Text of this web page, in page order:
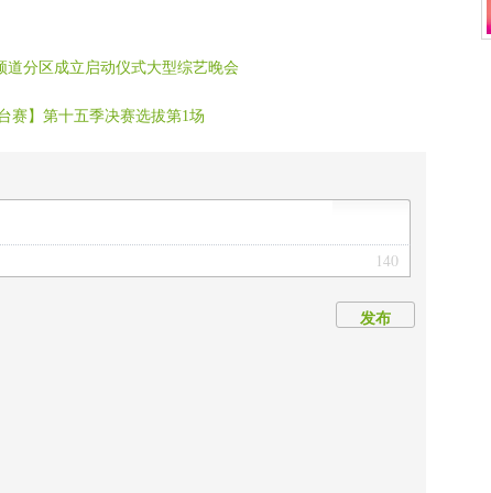
宵】
道分区成立启动仪式大型综艺晚会
赛】第十五季决赛选拔第1场
140
发布